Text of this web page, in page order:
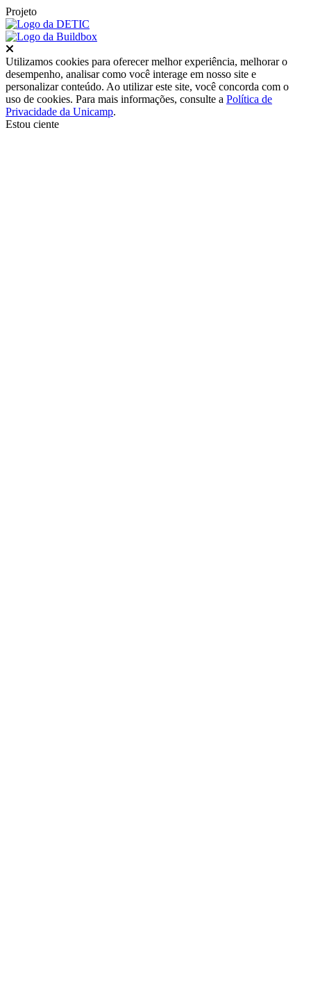
Projeto
Utilizamos cookies para oferecer melhor experiência, melhorar o
desempenho, analisar como você interage em nosso site e
personalizar conteúdo. Ao utilizar este site, você concorda com o
uso de cookies. Para mais informações, consulte a Política de
Privacidade da Unicamp.
Estou ciente